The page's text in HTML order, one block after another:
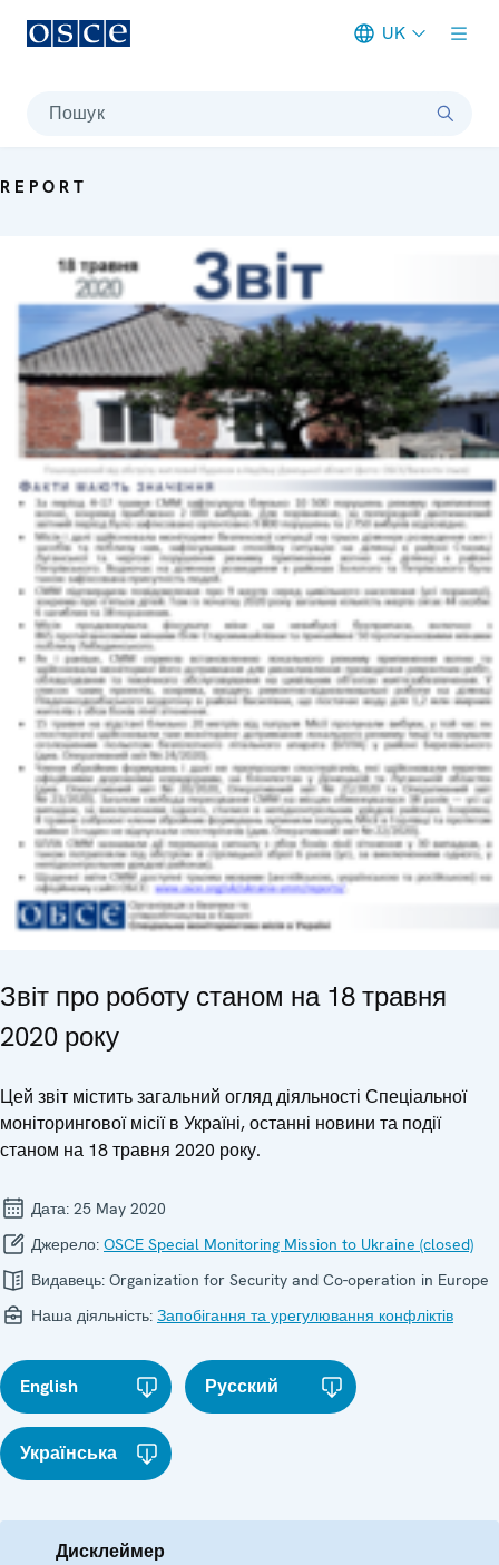
UK
Пошук
REPORT
Звіт про роботу станом на 18 травня
2020 року
Цей звіт містить загальний огляд діяльності Спеціальної
моніторингової місії в Україні, останні новини та події
станом на 18 травня 2020 року.
Дата: 25 May 2020
Джерело: OSCE Special Monitoring Mission to Ukraine (closed)
Видавець: Organization for Security and Co-operation in Europe
Наша діяльність: Запобігання та урегулювання конфліктів
English Русский
Українська
Дисклеймер